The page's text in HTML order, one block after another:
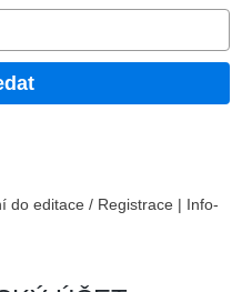
do editace / Registrace | Info-